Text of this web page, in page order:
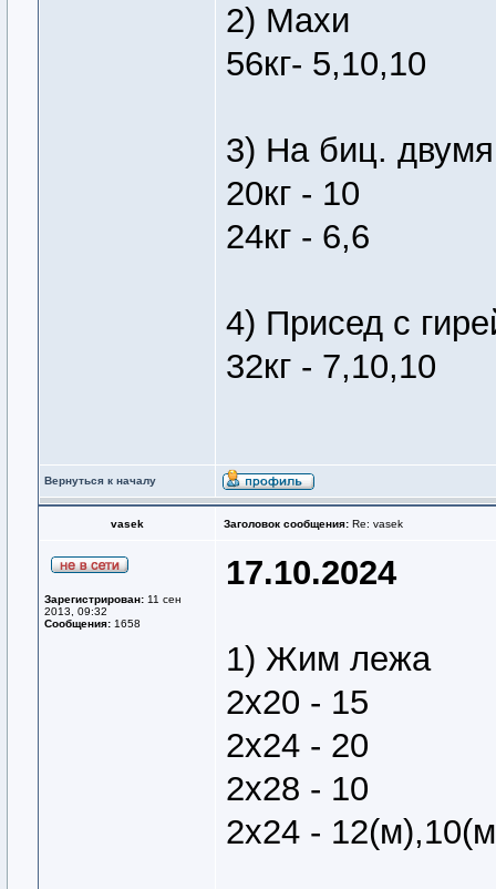
2) Махи
56кг- 5,10,10
3) На биц. двумя
20кг - 10
24кг - 6,6
4) Присед с
32кг - 7,10,10
Вернуться к началу
vasek Заголовок сообщения: Re: vasek
Зарегистрирован: 11 сен
2013, 09:32
Сообщения: 1658
17.10.2024
1) Жим лежа
2х20 - 15
2х24 - 20
2х28 - 10
2х24 -